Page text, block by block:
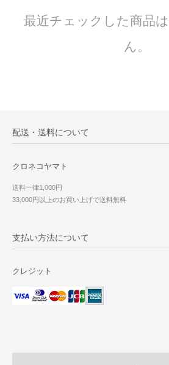
最近チェックした商品
ん。
配送・送料について
クロネコヤマト
送料一律1,000円
33,000円以上のお買い上げで送料無料
支払い方法について
クレジット